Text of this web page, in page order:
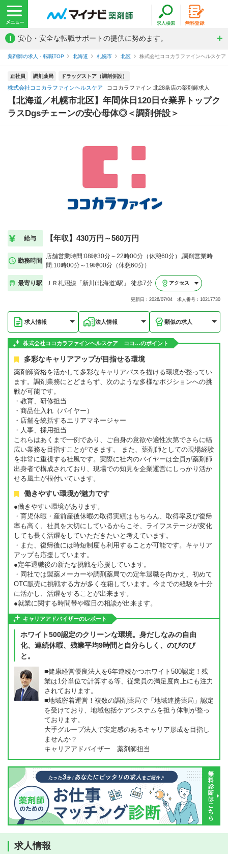
! 安心・安全な転職サポートの提供に努めます。
薬剤師の求人・転職TOP 北海道 札幌市 北区 株式会社ココカラファインヘルスケ
正社員 調剤薬局 ドラッグストア（調剤併設）
株式会社ココカラファインヘルスケア ココカラファイン 北28条店の薬剤師求人
【北海道／札幌市北区】年間休日120日☆業界トップク
ラスDgsチェーンの安心母体◎＜調剤併設＞
給与 【年収】430万円～560万円
勤務時間
店舗営業時間:08時30分～22時00分（休憩60分）,調剤営業時
間:10時00分～19時00分（休憩60分）
最寄り駅 ＪＲ札沼線「新川(北海道)駅」 徒歩7分 アクセス
更新日：2026/07/04 求人番号：10217730
求人情報 法人情報 類似の求人
株式会社ココカラファインヘルスケア ココ…のポイント
多彩なキャリアアップが目指せる環境
薬剤師資格を活かして多彩なキャリアパスを描ける環境が整ってい
ます。調剤業務にとどまらず、次のような多様なポジションへの挑
戦が可能です。
・教育、研修担当
・商品仕入れ（バイヤー）
・店舗を統括するエリアマネージャー
・人事、採用担当
これらはあくまで一例であり、ご自身の意欲や適性次第でさらに幅
広い業務を目指すことができます。 また、薬剤師としての現場経験
を非常に重視する社風です。実際に社内のバイヤーは全員が薬剤師
出身者で構成されており、現場での知見を企業運営にしっかり活か
せる風土が根付いています。
働きやすい環境が魅力です
●働きやすい環境があります。
・育児休暇・産前産後休暇の取得実績はもちろん、取得率及び復帰
率も高く、社員を大切にしているからこそ、ライフステージが変化
しても長く活躍をしていただきたいと考えています。
・また、復帰後には時短制度も利用することが可能です。キャリア
アップも応援しています。
●定年退職後の新たな挑戦を応援しています。
・同社では製薬メーカーや調剤薬局での定年退職を向かえ、初めて
OTC販売に挑戦する方が多く在籍しています。今までの経験を十分
に活かし、活躍をすることが出来ます。
●就業に関する時間帯や曜日の相談が出来ます。
キャリアアドバイザーのレポート
ホワイト500認定のクリーンな環境。身だしなみの自由
化、連続休暇、残業平均9時間と自分らしく、のびのび
と。
■健康経営優良法人を6年連続かつホワイト500認定！残
業は1分単位で計算する等、従業員の満足度向上にも注力
されております。
■地域密着運営！複数の調剤薬局で「地域連携薬局」認定
を受けており、地域包括ケアシステムを担う体制が整っ
ております。
大手グループ法人で安定感のあるキャリア形成を目指し
ませんか？
キャリアアドバイザー 薬剤師担当
求人情報